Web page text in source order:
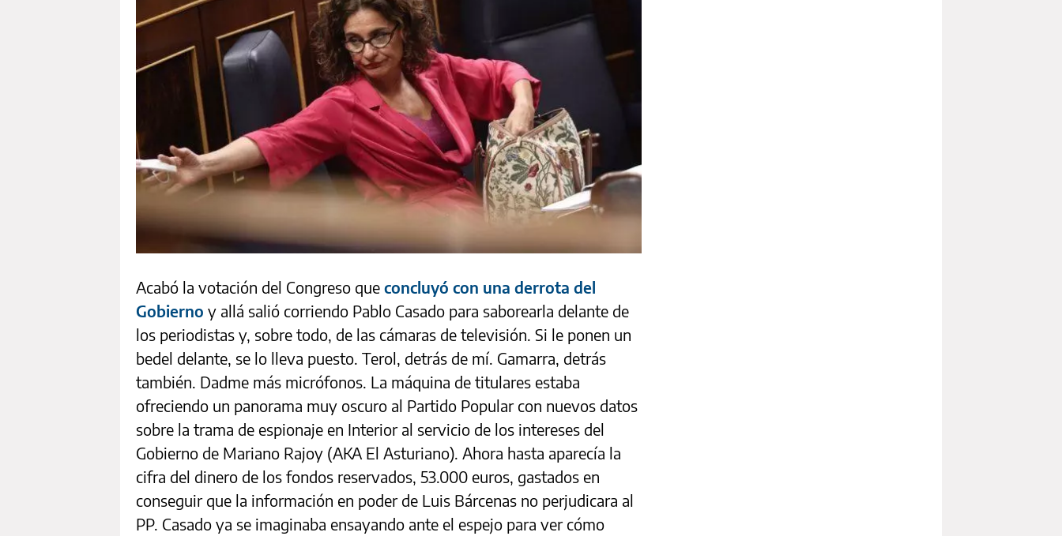
Acabó la votación del Congreso que concluyó con una derrota del
Gobierno y allá salió corriendo Pablo Casado para saborearla delante de
los periodistas y, sobre todo, de las cámaras de televisión. Si le ponen un
bedel delante, se lo lleva puesto. Terol, detrás de mí. Gamarra, detrás
también. Dadme más micrófonos. La máquina de titulares estaba
ofreciendo un panorama muy oscuro al Partido Popular con nuevos datos
sobre la trama de espionaje en Interior al servicio de los intereses del
Gobierno de Mariano Rajoy (AKA El Asturiano). Ahora hasta aparecía la
cifra del dinero de los fondos reservados, 53.000 euros, gastados en
conseguir que la información en poder de Luis Bárcenas no perjudicara al
PP. Casado ya se imaginaba ensayando ante el espejo para ver cómo